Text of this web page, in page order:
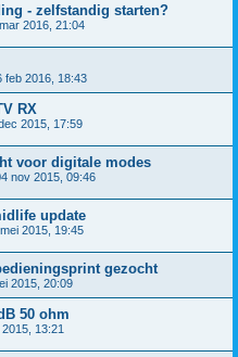
- zelfstandig starten?
2016, 21:04
feb 2016, 18:43
RX
2015, 17:59
voor digitale modes
nov 2015, 09:46
update
2015, 19:45
gezocht
2015, 20:09
50 ohm
13:21